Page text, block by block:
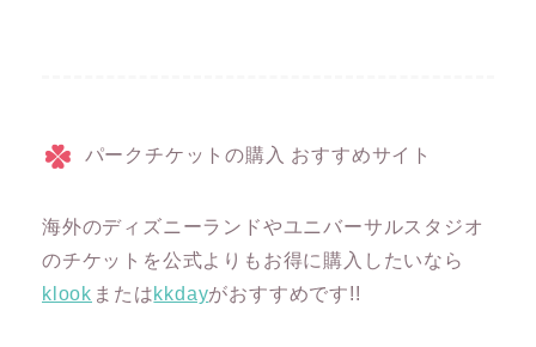
パークチケットの購入 おすすめサイト
海外のディズニーランドやユニバーサルスタジオ
のチケットを公式よりもお得に購入したいなら
klook またはkkdayがおすすめです!!